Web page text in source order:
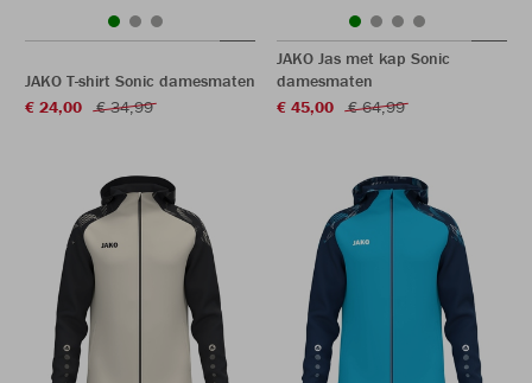
JAKO T-shirt Sonic damesmaten
€ 24,00
€ 34,99
JAKO Jas met kap Sonic
damesmaten
€ 45,00
€ 64,99